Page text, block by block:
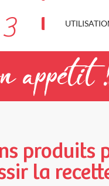
3
appétit
produits
la